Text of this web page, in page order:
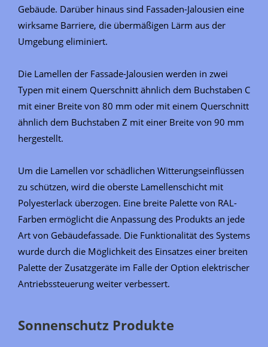
Gebäude. Darüber hinaus sind Fassaden-Jalousien eine
wirksame Barriere, die übermäßigen Lärm aus der
Umgebung eliminiert.
Die Lamellen der Fassade-Jalousien werden in zwei
Typen mit einem Querschnitt ähnlich dem Buchstaben C
mit einer Breite von 80 mm oder mit einem Querschnitt
ähnlich dem Buchstaben Z mit einer Breite von 90 mm
hergestellt.
Um die Lamellen vor schädlichen Witterungseinflüssen
zu schützen, wird die oberste Lamellenschicht mit
Polyesterlack überzogen. Eine breite Palette von RAL-
Farben ermöglicht die Anpassung des Produkts an jede
Art von Gebäudefassade. Die Funktionalität des Systems
wurde durch die Möglichkeit des Einsatzes einer breiten
Palette der Zusatzgeräte im Falle der Option elektrischer
Antriebssteuerung weiter verbessert.
Sonnenschutz Produkte